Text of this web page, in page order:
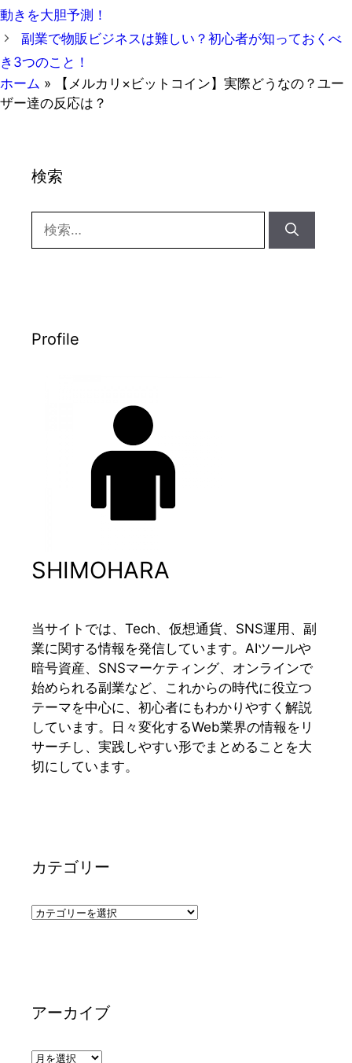
リ
ー
動きを大胆予測！
副業で物販ビジネスは難しい？初心者が知っておくべ
き3つのこと！
ホーム »
【メルカリ×ビットコイン】実際どうなの？ユー
ザー達の反応は？
検索
索:
Profile
SHIMOHARA
当サイトでは、Tech、仮想通貨、SNS運用、副
業に関する情報を発信しています。AIツールや
暗号資産、SNSマーケティング、オンラインで
始められる副業など、これからの時代に役立つ
テーマを中心に、初心者にもわかりやすく解説
しています。日々変化するWeb業界の情報をリ
サーチし、実践しやすい形でまとめることを大
切にしています。
カテゴリー
カ
アーカイブ
ア